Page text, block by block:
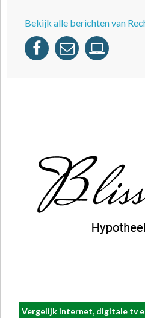
Bekijk alle berichten van
Vergelijk internet, digitale tv